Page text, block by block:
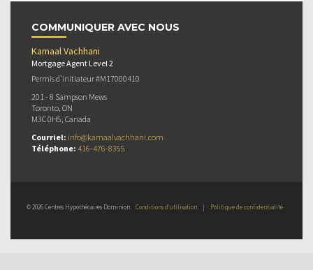
COMMUNIQUER AVEC NOUS
Kamaal Vachhani
Mortgage Agent Level 2
Permis d’initiateur #M17000410
201 - 8 Sampson Mews
Toronto, ON
M3C 0H5, Canada
Courriel: info@kamaalvachhani.com
Téléphone: 416-476-8355
© 2026 Centres Hypothécaires Dominion Conditions d’utilisation | Politique de confidentialité